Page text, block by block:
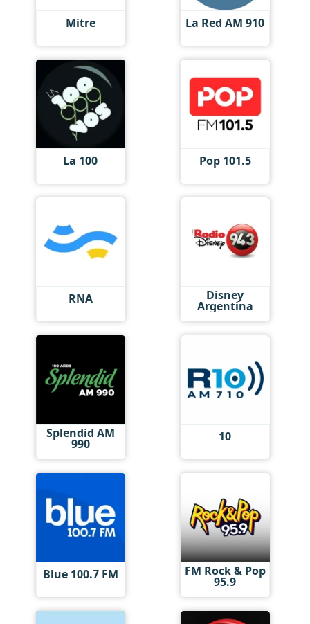
Mitre La Red AM 910
La 100 Pop 101.5
RNA Disney
Argentina
Splendid AM
990 10
Blue 100.7 FM FM Rock & Pop
95.9